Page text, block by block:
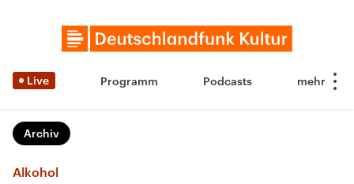
Live Programm Podcasts
Archiv
Alkohol